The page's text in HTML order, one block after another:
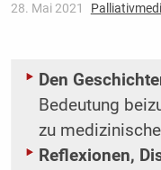
28. Mai 2021
Den
Bedeutung
zu
Reflexionen,